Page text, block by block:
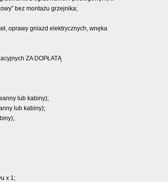
bez montażu grzejnika;
oprawy gniazd elektrycznych, wnęka
ZA DOPŁATĄ
lub kabiny);
lub kabiny);
x 1;